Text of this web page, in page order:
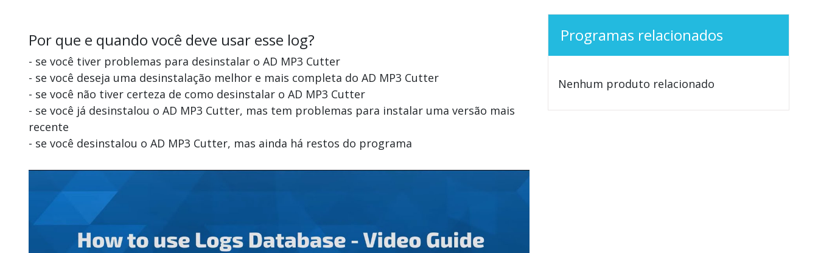
Por que e quando você deve usar esse log?
- se você tiver problemas para desinstalar o AD MP3 Cutter
- se você deseja uma desinstalação melhor e mais completa do AD MP3 Cutter
- se você não tiver certeza de como desinstalar o AD MP3 Cutter
- se você já desinstalou o AD MP3 Cutter, mas tem problemas para instalar uma versão mais
recente
- se você desinstalou o AD MP3 Cutter, mas ainda há restos do programa
Programas relacionados
Nenhum produto relacionado